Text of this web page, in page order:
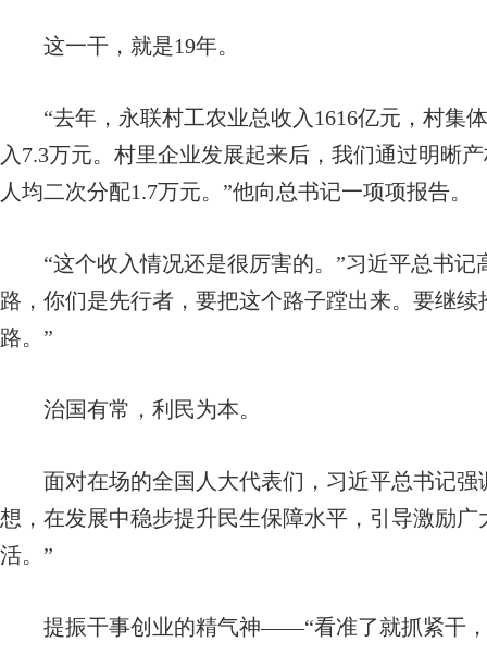
这一干，就是19年。
“去年，永联村工农业总收入1616亿元，村集
入7.3万元。村里企业发展起来后，我们通过明晰
人均二次分配1.7万元。”他向总书记一项项报告。
“这个收入情况还是很厉害的。”习近平总书记
路，你们是先行者，要把这个路子蹚出来。要继续
路。”
治国有常，利民为本。
面对在场的全国人大代表们，习近平总书记强
想，在发展中稳步提升民生保障水平，引导激励
活。”
提振干事创业的精气神——“看准了就抓紧干